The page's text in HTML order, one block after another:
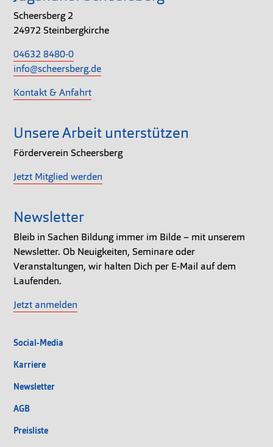
Scheersberg 2
24972 Steinbergkirche
04632 8480-0
info@scheersberg.de
Kontakt & Anfahrt
Unsere Arbeit unterstützen
Förderverein Scheersberg
Jetzt Mitglied werden
Newsletter
Bleib in Sachen Bildung immer im Bilde – mit unserem
Newsletter. Ob Neuigkeiten, Seminare oder
Veranstaltungen, wir halten Dich per E-Mail auf dem
Laufenden.
Jetzt anmelden
Social-Media
Karriere
Newsletter
AGB
Preisliste